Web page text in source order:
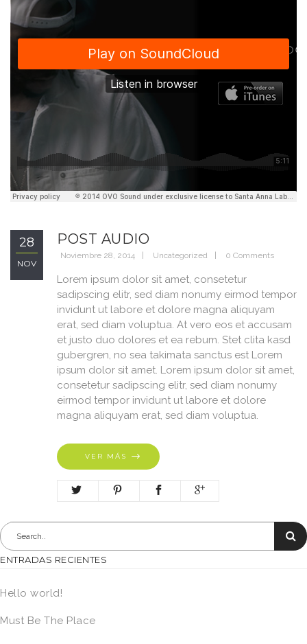
28
NOV
POST AUDIO
Noviembre 28, 2014 Uncategorized 0 Comments
Lorem ipsum dolor sit amet, consetetur
sadipscing elitr, sed diam nonumy eirmod tempor
invidunt ut labore et dolore magna aliquyam
erat, sed diam voluptua. At vero eos et accusam
et justo duo dolores et ea rebum. Stet clita kasd
gubergren, no sea takimata sanctus est Lorem
ipsum dolor sit amet. Lorem ipsum dolor sit amet,
consetetur sadipscing elitr, sed diam nonumy
eirmod tempor invidunt ut labore et dolore
magna aliquyam erat, sed diam voluptua.
VER MÁS
ENTRADAS RECIENTES
Hello world!
Must Be The Place